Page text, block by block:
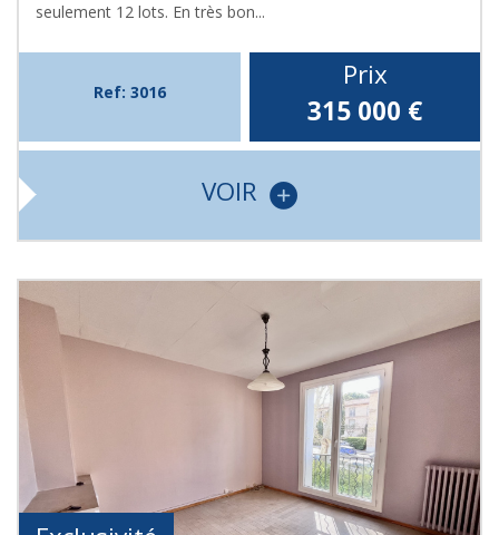
seulement 12 lots. En très bon...
Ref: 3016
Prix
315 000 €
VOIR